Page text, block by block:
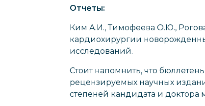
Отчеты:
Ким А.И., Тимофеева О.Ю.,
кардиохирургии
исследований.
Стоит напомнить, что
рецензируемых научных
степеней кандидата и доктора